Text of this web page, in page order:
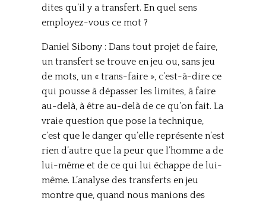
dites qu’il y a transfert. En quel sens
employez-vous ce mot ?
Daniel Sibony : Dans tout projet de faire,
un transfert se trouve en jeu ou, sans jeu
de mots, un « trans-faire », c’est-à-dire ce
qui pousse à dépasser les limites, à faire
au-delà, à être au-delà de ce qu’on fait. La
vraie question que pose la technique,
c’est que le danger qu’elle représente n’est
rien d’autre que la peur que l’homme a de
lui-même et de ce qui lui échappe de lui-
même. L’analyse des transferts en jeu
montre que, quand nous manions des